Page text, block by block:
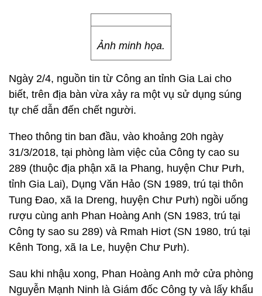
Ảnh minh họa.
Ngày 2/4, nguồn tin từ Công an tỉnh Gia Lai cho
biết, trên địa bàn vừa xảy ra một vụ sử dụng súng
tự chế dẫn đến chết người.
Theo thông tin ban đầu, vào khoảng 20h ngày
31/3/2018, tại phòng làm việc của Công ty cao su
289 (thuộc địa phận xã Ia Phang, huyện Chư Pưh,
tỉnh Gia Lai), Dụng Văn Hảo (SN 1989, trú tại thôn
Tung Đao, xã Ia Dreng, huyện Chư Pưh) ngồi uống
rượu cùng anh Phan Hoàng Anh (SN 1983, trú tại
Công ty sao su 289) và Rmah Hiơt (SN 1980, trú tại
Kênh Tong, xã Ia Le, huyện Chư Pưh).
Sau khi nhậu xong, Phan Hoàng Anh mở cửa phòng
Nguyễn Mạnh Ninh là Giám đốc Công ty và lấy khẩu